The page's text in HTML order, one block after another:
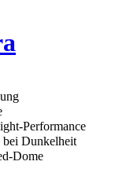
Performance
Dunkelheit
Dome